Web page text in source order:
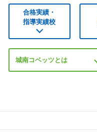
合格実績・
指導実績校
城南コベッツとは